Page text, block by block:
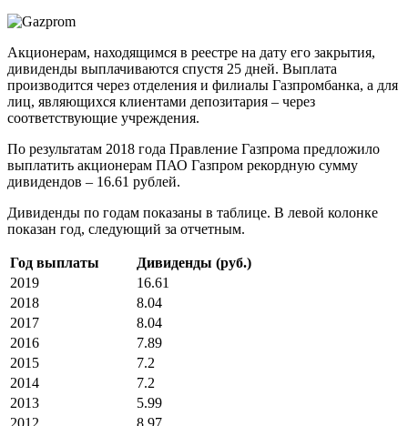
Акционерам, находящимся в реестре на дату его закрытия,
дивиденды выплачиваются спустя 25 дней. Выплата
производится через отделения и филиалы Газпромбанка, а для
лиц, являющихся клиентами депозитария – через
соответствующие учреждения.
По результатам 2018 года Правление Газпрома предложило
выплатить акционерам ПАО Газпром рекордную сумму
дивидендов – 16.61 рублей.
Дивиденды по годам показаны в таблице. В левой колонке
показан год, следующий за отчетным.
Год выплаты
Дивиденды (руб.)
2019
16.61
2018
8.04
2017
8.04
2016
7.89
2015
7.2
2014
7.2
2013
5.99